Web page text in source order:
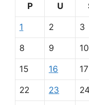
P
U
1 2 3
8 9 10
15 16 17
22 23 24